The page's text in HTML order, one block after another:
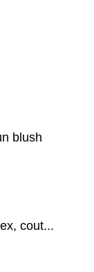
blush
cout...